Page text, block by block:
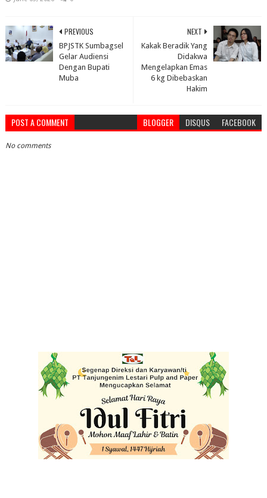
NEXT
Kakak Beradik Yang
Didakwa
Mengelapkan Emas
6 kg Dibebaskan
Hakim
PREVIOUS
BPJSTK Sumbagsel
Gelar Audiensi
Dengan Bupati
Muba
POST A COMMENT BLOGGER DISQUS FACEBOOK
No comments